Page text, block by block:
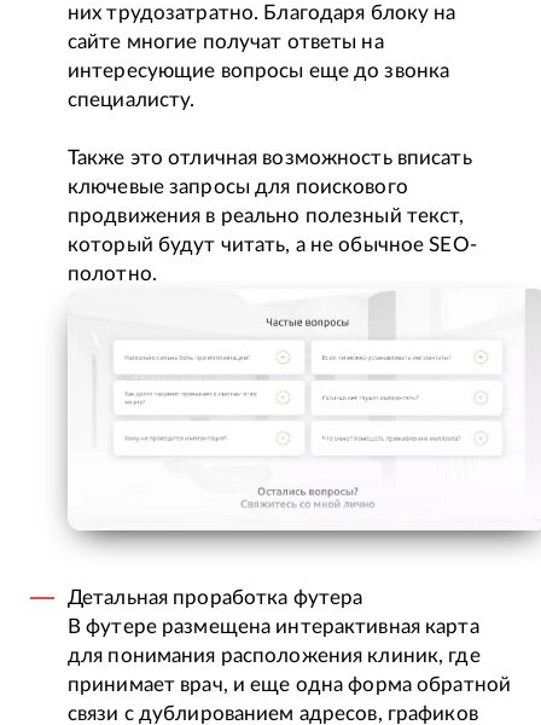
них трудозатратно. Благодаря блоку на
сайте многие получат ответы на
интересующие вопросы еще до звонка
специалисту.
Также это отличная возможность вписать
ключевые запросы для поискового
продвижения в реально полезный текст,
который будут читать, а не обычное SEO-
полотно.
Детальная проработка футера
В футере размещена интерактивная карта
для понимания расположения клиник, где
принимает врач, и еще одна форма обратной
связи с дублированием адресов, графиков